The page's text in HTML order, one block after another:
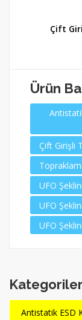
Çift
Ürün
Çift Girişli
UFO
UFO
UFO
Kategoriler
Antistatik ESD